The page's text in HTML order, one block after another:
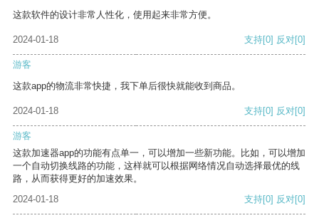
这款软件的设计非常人性化，使用起来非常方便。
2024-01-18 支持[0] 反对[0]
游客
这款app的物流非常快捷，我下单后很快就能收到商品。
2024-01-18 支持[0] 反对[0]
游客
这款加速器app的功能有点单一，可以增加一些新功能。比如，可以增加
一个自动切换线路的功能，这样就可以根据网络情况自动选择最优的线
路，从而获得更好的加速效果。
2024-01-18
支持[0] 反对[0]